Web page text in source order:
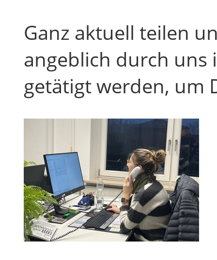
Ganz aktuell teilen
angeblich durch uns
getätigt werden, um